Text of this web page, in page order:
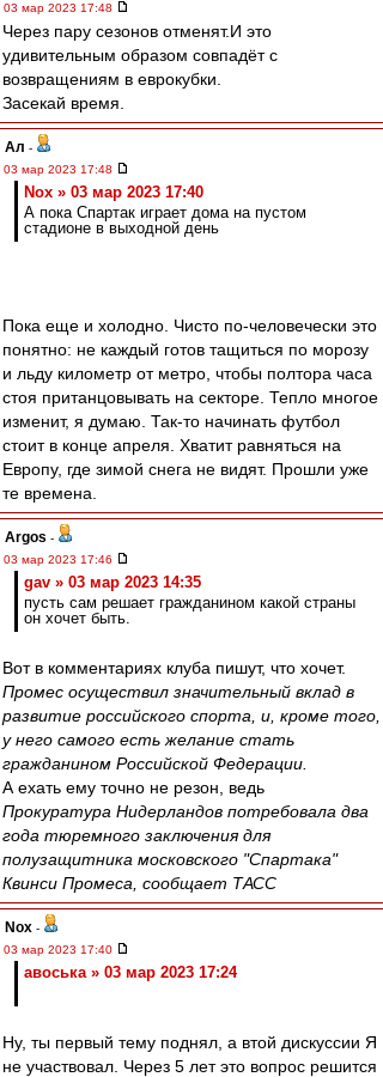
03 мар 2023 17:48
Через пару сезонов отменят.И это
удивительным образом совпадёт с
возвращениям в еврокубки.
Засекай время.
Ал -
03 мар 2023 17:48
Nox » 03 мар 2023 17:40
А пока Спартак играет дома на пустом
стадионе в выходной день
Пока еще и холодно. Чисто по-человечески это
понятно: не каждый готов тащиться по морозу
и льду километр от метро, чтобы полтора часа
стоя пританцовывать на секторе. Тепло многое
изменит, я думаю. Так-то начинать футбол
стоит в конце апреля. Хватит равняться на
Европу, где зимой снега не видят. Прошли уже
те времена.
Argos -
03 мар 2023 17:46
gav » 03 мар 2023 14:35
пусть сам решает гражданином какой страны
он хочет быть.
Вот в комментариях клуба пишут, что хочет.
Промес осуществил значительный вклад в
развитие российского спорта, и, кроме того,
у него самого есть желание стать
гражданином Российской Федерации.
А ехать ему точно не резон, ведь
Прокуратура Нидерландов потребовала два
года тюремного заключения для
полузащитника московского "Спартака"
Квинси Промеса, сообщает ТАСС
Nox -
03 мар 2023 17:40
авоська » 03 мар 2023 17:24
Ну, ты первый тему поднял, а втой дискуссии Я
не участвовал. Через 5 лет это вопрос решится